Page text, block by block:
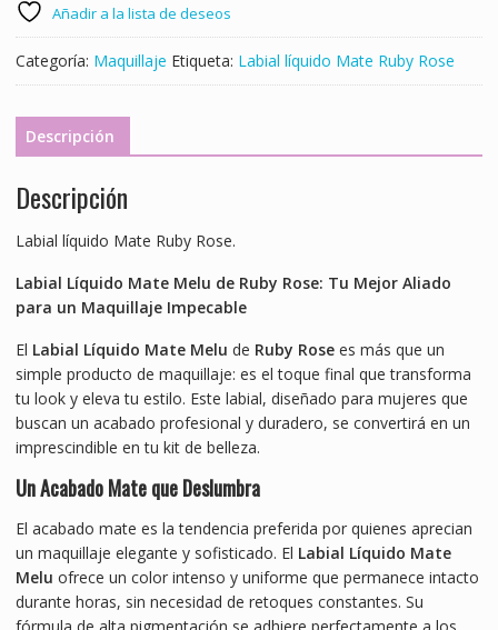
Rose
-
ID:
14747
Añadir a la lista de deseos
Categoría: Maquillaje Etiqueta: Labial líquido Mate Ruby Rose
Descripción
Descripción
Labial líquido Mate Ruby Rose.
Labial Líquido Mate Melu de Ruby Rose: Tu Mejor Aliado
para un Maquillaje Impecable
El Labial Líquido Mate Melu de Ruby Rosees más que un
simple producto de maquillaje: es el toque final que transforma
tu look y eleva tu estilo. Este labial, diseñado para mujeres que
buscan un acabado profesional y duradero, se convertirá en un
imprescindible en tu kit de belleza.
Un Acabado Mate que Deslumbra
El acabado mate es la tendencia preferida por quienes aprecian
un maquillaje elegante y sofisticado. El Labial Líquido Mate
Melu ofrece un color intenso y uniforme que permanece intacto
durante horas, sin necesidad de retoques constantes. Su